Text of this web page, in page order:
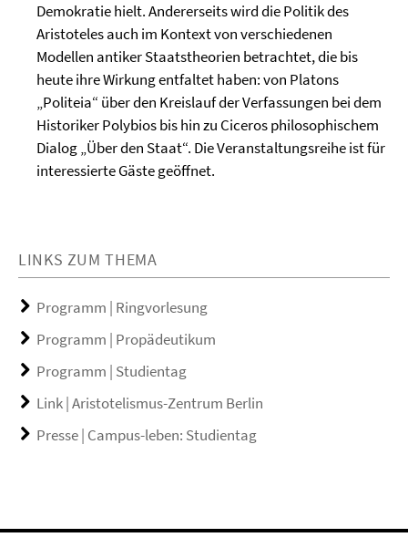
Demokratie hielt. Andererseits wird die Politik des
Aristoteles auch im Kontext von verschiedenen
Modellen antiker Staatstheorien betrachtet, die bis
heute ihre Wirkung entfaltet haben: von Platons
„Politeia“ über den Kreislauf der Verfassungen bei dem
Historiker Polybios bis hin zu Ciceros philosophischem
Dialog „Über den Staat“. Die Veranstaltungsreihe ist für
interessierte Gäste geöffnet.
LINKS ZUM THEMA
Programm | Ringvorlesung
Programm | Propädeutikum
Programm | Studientag
Link | Aristotelismus-Zentrum Berlin
Presse | Campus-leben: Studientag